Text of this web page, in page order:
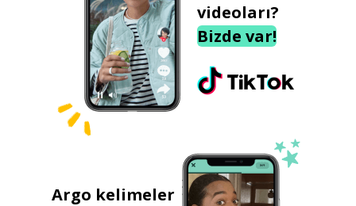
videoları?
Bizde var!
Argo kelimeler